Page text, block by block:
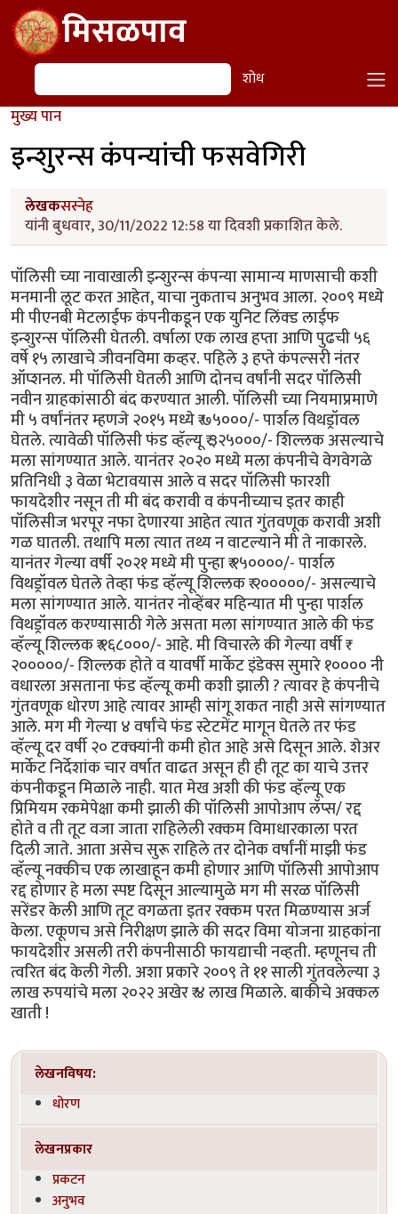
Skip to main contentमिसळपाव
शोध शोध
मुख्य पान
इन्शुरन्स कंपन्यांची फसवेगिरी
लेखकसस्नेह
यांनी बुधवार, 30/11/2022 12:58 या दिवशी प्रकाशित केले.
पॉलिसी च्या नावाखाली इन्शुरन्स कंपन्या सामान्य माणसाची कशी
मनमानी लूट करत आहेत, याचा नुकताच अनुभव आला. २००९ मध्ये
मी पीएनबी मेटलाईफ कंपनीकडून एक युनिट लिंक्ड लाईफ
इन्शुरन्स पॉलिसी घेतली. वर्षाला एक लाख हप्ता आणि पुढची ५६
वर्षे १५ लाखाचे जीवनविमा कव्हर. पहिले ३ हप्ते कंपल्सरी नंतर
ऑप्शनल. मी पॉलिसी घेतली आणि दोनच वर्षांनी सदर पॉलिसी
नवीन ग्राहकांसाठी बंद करण्यात आली. पॉलिसी च्या नियमाप्रमाणे
मी ५ वर्षांनंतर म्हणजे २०१५ मध्ये ₹ ७५०००/- पार्शल विथड्रॉवल
घेतले. त्यावेळी पॉलिसी फंड व्हॅल्यू ₹ ३२५०००/- शिल्लक असल्याचे
मला सांगण्यात आले. यानंतर २०२० मध्ये मला कंपनीचे वेगवेगळे
प्रतिनिधी ३ वेळा भेटावयास आले व सदर पॉलिसी फारशी
फायदेशीर नसून ती मी बंद करावी व कंपनीच्याच इतर काही
पॉलिसीज भरपूर नफा देणारया आहेत त्यात गुंतवणूक करावी अशी
गळ घातली. तथापि मला त्यात तथ्य न वाटल्याने मी ते नाकारले.
यानंतर गेल्या वर्षी २०२१ मध्ये मी पुन्हा ₹ १५००००/- पार्शल
विथड्रॉवल घेतले तेव्हा फंड व्हॅल्यू शिल्लक ₹ २०००००/- असल्याचे
मला सांगण्यात आले. यानंतर नोव्हेंबर महिन्यात मी पुन्हा पार्शल
विथड्रॉवल करण्यासाठी गेले असता मला सांगण्यात आले की फंड
व्हॅल्यू शिल्लक ₹ १६८०००/- आहे. मी विचारले की गेल्या वर्षी ₹
२०००००/- शिल्लक होते व यावर्षी मार्केट इंडेक्स सुमारे १०००० नी
वधारला असताना फंड व्हॅल्यू कमी कशी झाली ? त्यावर हे कंपनीचे
गुंतवणूक धोरण आहे त्यावर आम्ही सांगू शकत नाही असे सांगण्यात
आले. मग मी गेल्या ४ वर्षांचे फंड स्टेटमेंट मागून घेतले तर फंड
व्हॅल्यू दर वर्षी २० टक्क्यांनी कमी होत आहे असे दिसून आले. शेअर
मार्केट निर्देशांक चार वर्षात वाढत असून ही ही तूट का याचे उत्तर
कंपनीकडून मिळाले नाही. यात मेख अशी की फंड व्हॅल्यू एक
प्रिमियम रकमेपेक्षा कमी झाली की पॉलिसी आपोआप लॅप्स/ रद्द
होते व ती तूट वजा जाता राहिलेली रक्कम विमाधारकाला परत
दिली जाते. आता असेच सुरू राहिले तर दोनेक वर्षांनीं माझी फंड
व्हॅल्यू नक्कीच एक लाखाहून कमी होणार आणि पॉलिसी आपोआप
रद्द होणार हे मला स्पष्ट दिसून आल्यामुळे मग मी सरळ पॉलिसी
सरेंडर केली आणि तूट वगळता इतर रक्कम परत मिळण्यास अर्ज
केला. एकूणच असे निरीक्षण झाले की सदर विमा योजना ग्राहकांना
फायदेशीर असली तरी कंपनीसाठी फायद्याची नव्हती. म्हणूनच ती
त्वरित बंद केली गेली. अशा प्रकारे २००९ ते ११ साली गुंतवलेल्या ३
लाख रुपयांचे मला २०२२ अखेर ₹ ४ लाख मिळाले. बाकीचे अक्कल
खाती !
लेखनविषय:
धोरण
लेखनप्रकार
प्रकटन
अनुभव